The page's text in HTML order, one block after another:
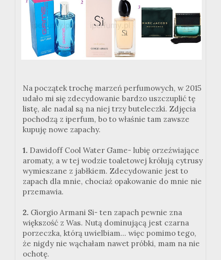
Na początek trochę marzeń perfumowych, w 2015
udało mi się zdecydowanie bardzo uszczuplić tę
listę, ale nadal są na niej trzy buteleczki. Zdjęcia
pochodzą z iperfum, bo to właśnie tam zawsze
kupuję nowe zapachy.
1. Dawidoff Cool Water Game- lubię orzeźwiające
aromaty, a w tej wodzie toaletowej królują cytrusy
wymieszane z jabłkiem. Zdecydowanie jest to
zapach dla mnie, chociaż opakowanie do mnie nie
przemawia.
2. Giorgio Armani Si- ten zapach pewnie zna
większość z Was. Nutą dominującą jest czarna
porzeczka, którą uwielbiam... więc pomimo tego,
że nigdy nie wąchałam nawet próbki, mam na nie
ochotę.